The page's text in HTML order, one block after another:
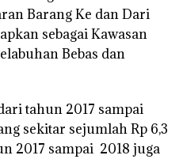
Barang Ke dan Dari
sebagai Kawasan
Bebas dan
tahun 2017 sampai
sekitar sejumlah Rp 6,3
2017 sampai 2018 juga